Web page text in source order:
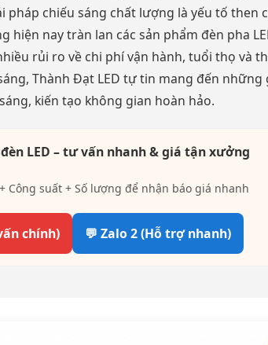
chiếu sáng chất lượng là yếu tố then
nay tràn lan các sản phẩm đèn pha
rủi ro về chi phí vận hành, tuổi thọ và
Thành Đạt LED tự tin mang đến
kiến tạo không gian hoàn hảo.
LED – tư vấn nhanh & giá tận xưởng
Công suất + Số lượng để nhận báo giá nhanh
chính) 💬 Zalo 2 (Hỗ trợ nhanh)